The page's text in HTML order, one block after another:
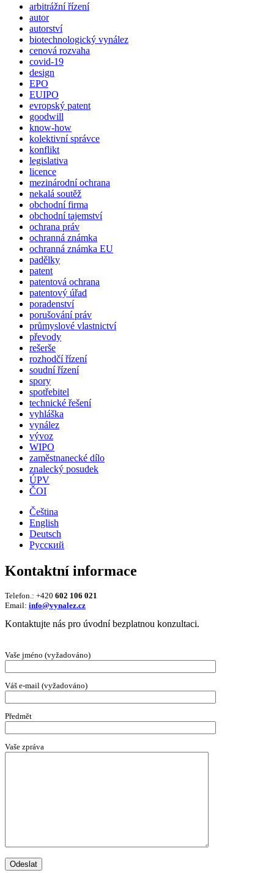
arbitrážní řízení
autor
autorství
biotechnologický vynález
cenová rozvaha
covid-19
design
EPO
EUIPO
evropský patent
goodwill
know-how
kolektivní správce
konflikt
legislativa
licence
mezinárodní ochrana
nekalá soutěž
obchodní firma
obchodní tajemství
ochrana práv
ochranná známka
ochranná známka EU
padělky
patent
patentová ochrana
patentový úřad
poradenství
porušování práv
průmyslové vlastnictví
převody
rešerše
rozhodčí řízení
soudní řízení
spory
spotřebitel
technické řešení
vyhláška
vynález
vývoz
WIPO
zaměstnanecké dílo
znalecký posudek
ÚPV
ČOI
Čeština
English
Deutsch
Русский
Kontaktní informace
Telefon.: +420 602 106 021
Email: info@vynalez.cz
Kontaktujte nás pro úvodní bezplatnou konzultaci.
Vaše jméno (vyžadováno)
Váš e-mail (vyžadováno)
Předmět
Vaše zpráva